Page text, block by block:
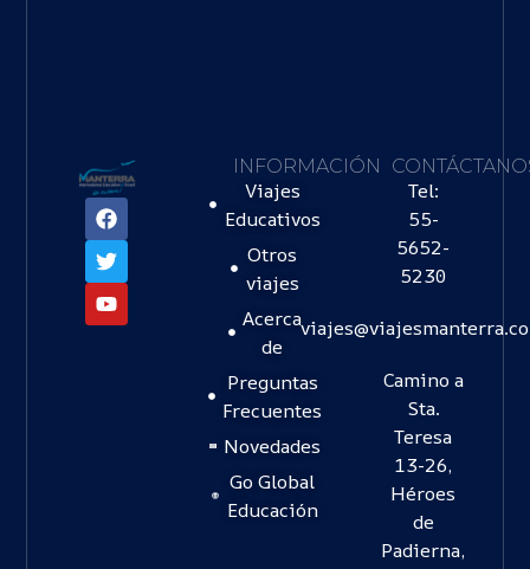
INFORMACIÓN
Viajes
Educativos
Otros
viajes
Acerca
de
Preguntas
Frecuentes
Novedades
Go Global
Educación
Tel:
55-
5652-
5230
Camino a
Sta.
Teresa
13-26,
Héroes
de
Padierna,